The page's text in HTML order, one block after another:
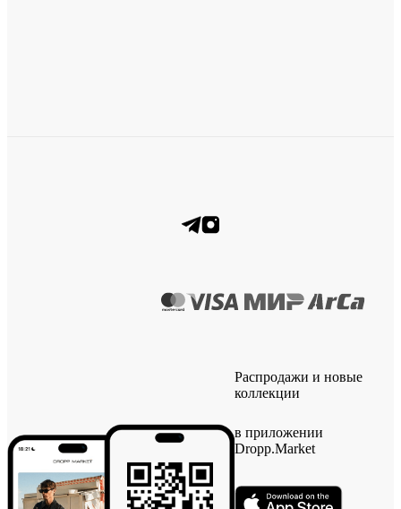
Распродажи и новые
коллекции
в приложении
Dropp.Market